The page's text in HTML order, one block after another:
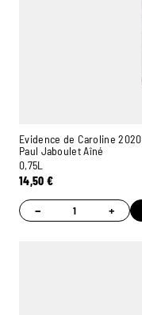
Evidence de Caroline 2020
Paul Jaboulet Aîné
0,75L
14,50€
− +